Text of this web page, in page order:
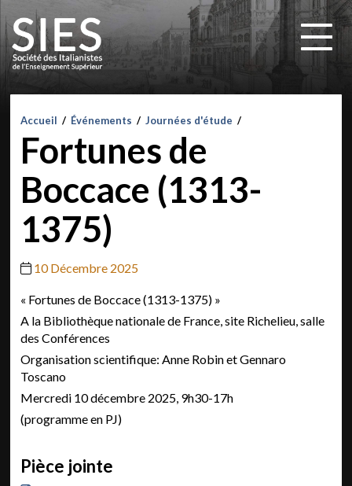
Accueil / Événements / Journées d'étude /
Fortunes de
Boccace (1313-
1375)
10 Décembre 2025
« Fortunes de Boccace (1313-1375) »
A la Bibliothèque nationale de France, site Richelieu, salle
des Conférences
Organisation scientifique: Anne Robin et Gennaro
Toscano
Mercredi 10 décembre 2025, 9h30-17h
(programme en PJ)
Pièce jointe